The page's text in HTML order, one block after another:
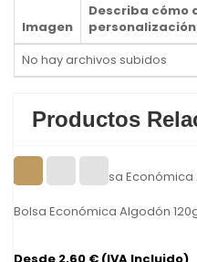
Imagen
Describa cómo
personalización
No hay archivos subidos
Productos
Bolsa Económica Algodón